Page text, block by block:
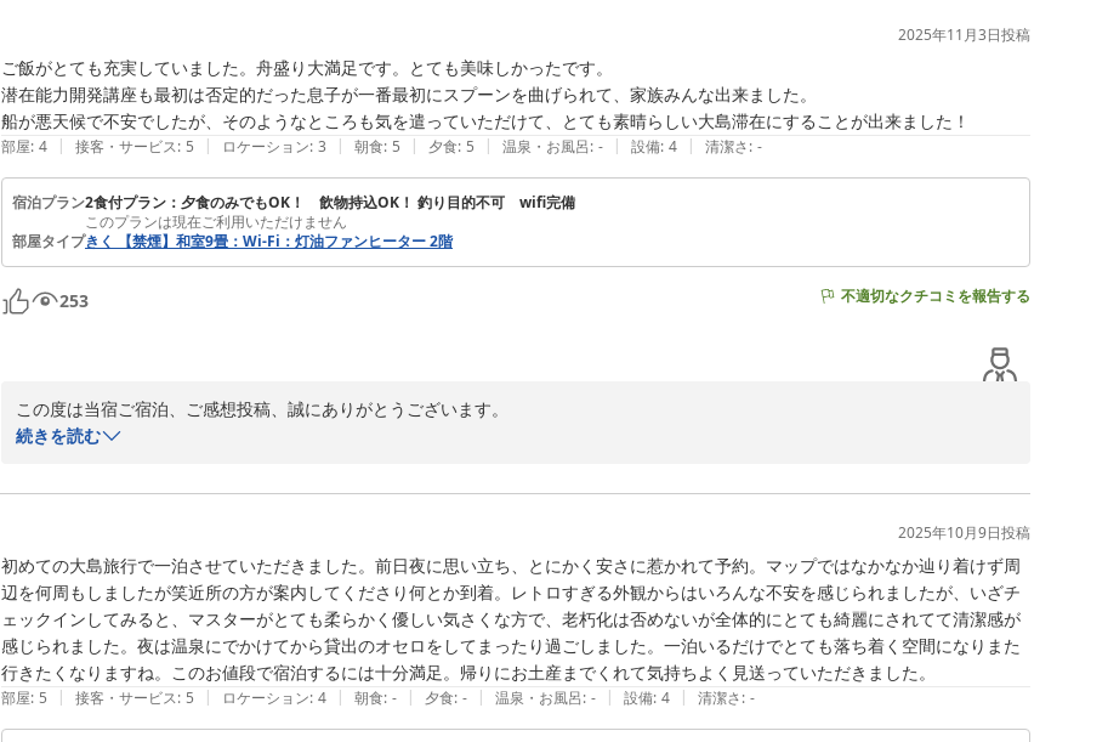
2025年11月3日投稿
ご飯がとても充実していました。舟盛り大満足です。とても美味しかったです。
潜在能力開発講座も最初は否定的だった息子が一番最初にスプーンを曲げられて、家族みんな出来ました。
船が悪天候で不安でしたが、そのようなところも気を遣っていただけて、とても素晴らしい大島滞在にすることが出来ました！
部屋: 4 | 接客・サービス: 5 | ロケーション: 3 | 朝食: 5 | 夕食: 5 | 温泉・お風呂: - | 設備: 4 | 清潔さ: -
宿泊プラン2食付プラン：夕食のみでもOK！ 飲物持込OK！ 釣り目的不可 wifi完備
このプランは現在ご利用いただけません
部屋タイプきく 【禁煙】和室9畳：Wi-Fi：灯油ファンヒーター 2階
253 不適切なクチコミを報告する
この度は当宿ご宿泊、ご感想投稿、誠にありがとうございます。
3名様で2泊もして頂たお詫びとお礼です。
今後の生活、飛躍、夢実現にお役に立てば幸いです。
息子さんが一番最初だったのですね！
子供は素直ですから！（笑）
ご家族皆様が体験でき、こちらもうれしかったです！
また機会がありましたら伊豆大島に遊びに来て下さいませ！
続きを読む
2025年10月9日投稿
初めての大島旅行で一泊させていただきました。前日夜に思い立ち、とにかく安さに惹かれて予約。マップではなかなか辿り着けず周
辺を何周もしましたが笑近所の方が案内してくださり何とか到着。レトロすぎる外観からはいろんな不安を感じられましたが、いざチ
ェックインしてみると、マスターがとても柔らかく優しい気さくな方で、老朽化は否めないが全体的にとても綺麗にされてて清潔感が
感じられました。夜は温泉にでかけてから貸出のオセロをしてまったり過ごしました。一泊いるだけでとても落ち着く空間になりまた
部屋: 5 | 接客・サービス: 5 | ロケーション: 4 | 朝食: - | 夕食: - | 温泉・お風呂: - | 設備: 4 | 清潔さ: -